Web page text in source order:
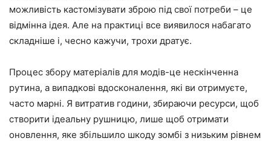
можливість кастомізувати зброю під свої потреби – це
відмінна ідея. Але на практиці все виявилося набагато
складніше і, чесно кажучи, трохи дратує.
Процес збору матеріалів для модів-це нескінченна
рутина, а випадкові вдосконалення, які ви отримуєте,
часто марні. Я витратив години, збираючи ресурси, щоб
створити ідеальну рушницю, лише щоб отримати
оновлення, яке збільшило шкоду зомбі з низьким рівнем